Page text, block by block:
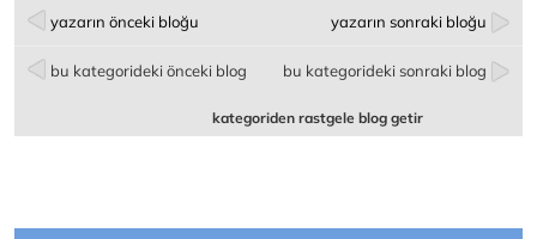
yazarın önceki bloğu yazarın sonraki bloğu
bu kategorideki önceki blog bu kategorideki sonraki blog
kategoriden rastgele blog getir